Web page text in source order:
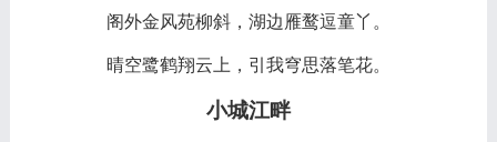
阁外金风苑柳斜，湖边雁鹜逗童丫。
晴空鹭鹤翔云上，引我穹思落笔花。
小城江畔